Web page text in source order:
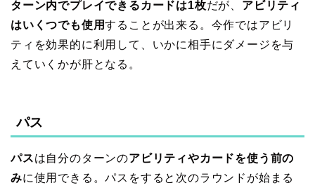
ターン内でプレイできるカードは1枚だが、 アビリティ
はいくつでも使用することが出来る。今作ではアビリ
ティを効果的に利用して、いかに相手にダメージを与
えていくかが肝となる。
パス
パスは自分のターンのアビリティやカードを使う前の
みに使用できる。パスをすると次のラウンドが始まる